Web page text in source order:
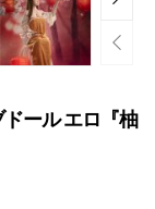
ール エロ『柚